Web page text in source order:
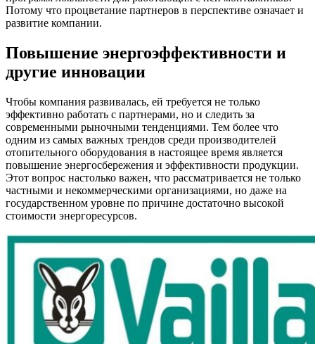
Потому что процветание партнеров в перспективе означает и
развитие компании.
Повышение энергоэффективности и
другие инновации
Чтобы компания развивалась, ей требуется не только
эффективно работать с партнерами, но и следить за
современными рыночными тенденциями. Тем более что
одним из самых важных трендов среди производителей
отопительного оборудования в настоящее время является
повышение энергосбережения и эффективности продукции.
Этот вопрос настолько важен, что рассматривается не только
частными и некоммерческими организациями, но даже на
государственном уровне по причине достаточно высокой
стоимости энергоресурсов.